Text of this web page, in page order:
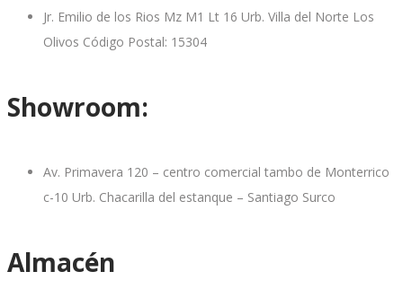
Jr. Emilio de los Rios Mz M1 Lt 16 Urb. Villa del Norte Los
Olivos Código Postal: 15304
Showroom:
Av. Primavera 120 – centro comercial tambo de Monterrico
c-10 Urb. Chacarilla del estanque – Santiago Surco
Almacén